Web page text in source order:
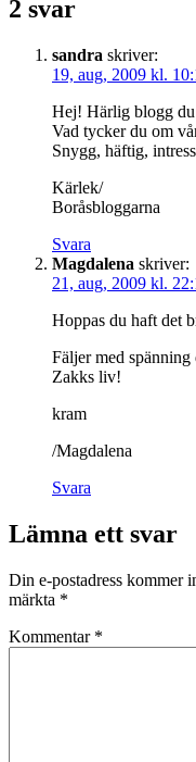
2 svar
sandra skriver:
19, aug, 2009 kl.
Hej! Härlig blogg
Vad tycker du om
Snygg, häftig,
Kärlek/
Boråsbloggarna
Svara
Magdalena skriver:
21, aug, 2009 kl.
Hoppas du haft det
Fäljer med
Zakks liv!
kram
/Magdalena
Svara
Lämna ett svar
Din e-postadress kommer
märkta *
Kommentar *